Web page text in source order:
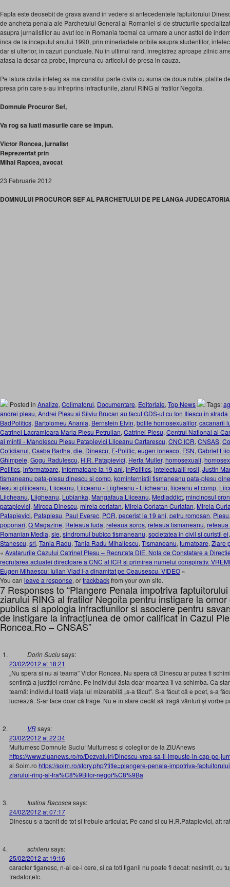
Fapta este deosebit de grava avand in vedere si antecedentele faptuitorului
de ancheta penala ale Parchetului General al Romaniei si de structurile
asupra jurnalistilor au avut loc in Romania tocmai ca urmare a unor astfel de
inca de la inceputul anului 1990, prin mineriadele oribile asupra studentilor,
dar si ulterior, in cazuri punctuale. Nu in ultimul rand, inregistrez aproape zilnic
atasa la dosar ca probe, impreuna cu articolul de presa in cauza.
Pe latura civila inteleg sa ma constitui parte civila cu suma de doua ruble, platite
presa prin care s-au intreprins infractiunile, ziarul RING al fratilor Negoita.
Domnule Procuror Sef,
Va rog sa luati masurile care se impun.
Victor Roncea, jurnalist
Reprezentat prin
Mihai Rapcea, avocat
23 Februarie 2012
DOMNULUI PROCUROR SEF AL PARCHETULUI DE PE LANGA
Posted in Analize, Colimatorul, Documentare, Editoriale, Top News Tags:
andrei plesu, Andrei Plesu si Silviu Brucan au facut GDS-ul cu Ion Iliescu in strada
BadPolitics, Bartolomeu Anania, Bernstein Elvin, bolile homosexualilor, cacanarii
Catrinel Lacramioara Maria Plesu Petrulian, Catrinel Plesu, Centrul National al
ai mintii - Manolescu Plesu Patapievici Liiceanu Cartarescu, CNC ICR, CNSAS,
Cotidianul, Csaba Bartha, die, Dinescu, E-Politic, eugen ionesco, FSN, Gabriel
Ghimpele, Gogu Radulescu, H.R. Patapievici, Herta Muller, homosexuali,
Politics, informatoare, Informatoare la 19 ani, InPolitics, intelectualii rosii, Justin
tismaneanu pata-plesu dinescu si comp, kominternistii tismaneanu pata-plesu
lesu si pliiiceanu, Liiceanu, Liiceanu - Liigheanu - Liicheanu, liiceanu et comp,
Liicheanu, Liigheanu, Lubianka, Mangafaua Liiceanu, Mediaddict, mincinosul
patapievici, Mircea Dinescu, mirela corlatan, Mirela Corlatan Curlatan, Mirela
Patapievici, Pataplesu, Paul Everec, PCR, pecerist la 19 ani, petru romosan, Plesu
poponari, Q Magazine, Reteaua Iuda, reteaua soros, reteaua tismaneanu,
Romanian Media, sie, sindromul bubico tismaneanu, societatea in civil si curistii ei
Stanescu, sri, Tania Radu, Tania Radu Mihailescu, Tismaneanu, turnatoare, Ziare
« Avatarurile Cazului Catrinel Plesu – Recrutata DIE. Nota de Constatare a
recrutarea actualei directoare a CNC al ICR si primirea numelui conspirativ.
Eugen Mihaescu: Iulian Vlad l-a dinamitat pe Ceausescu. VIDEO »
You can leave a response, ortrackbackfrom your own site.
7 Responses to “Plangere Penala impotriva
ziarului RING al fratilor Negoita pentru instigare la
publica si apologia infractiunilor si asociere pentru
de instigare la infracțiunea de omor calificat in Cazul
Roncea.Ro – CNSAS”
Dorin Suciusays:
23/02/2012 at 18:21
„Nu spera si nu ai teama” Victor Roncea. Nu spera că Dinescu ar putea fi
sentință a justiției române. Pe individul ăsta doar moartea îl va schimba. Ca
teamă: individul toată viața lui mizerabilă „s-a făcut”. S-a făcut că e poet, s-a
lucrează. S-ar face doar că trage. Nu e în stare decât să tragă vânturi și vorbe
VRsays:
23/02/2012 at 22:34
Multumesc Domnule Suciu! Multumesc si colegilor de la ZIUAnews
https://www.ziuanews.ro/ro/Dezvaluiri/Dinescu-vrea-sa-il-impuste-in-cap-pe-
si Soim.ro https://soim.ro/story.php?title=plangere-penala-impotriva-
ziarului-ring-al-fra%C8%9Bilor-negoi%C8%9Ba
Iustina Bacoscasays:
24/02/2012 at 07:17
Dinescu s-a tacnit de tot si trebuie articulat. Pe cand si cu H.R.Patapievici, alt
schilerusays:
25/02/2012 at 19:16
caracter tiganesc, n-ai ce-i cere, si ca toti tiganii nu poate fi decat: nesimtit, cu
tradator,etc.